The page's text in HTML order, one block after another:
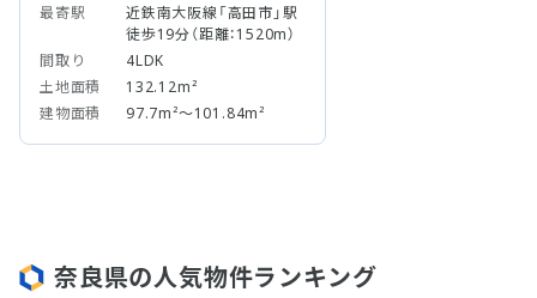
最寄駅
近鉄南大阪線「高田市」駅
徒歩19分（距離：1520m）
間取り
4LDK
土地面積
132.12m²
建物面積
97.7m²～101.84m²
奈良県の人気物件ランキング